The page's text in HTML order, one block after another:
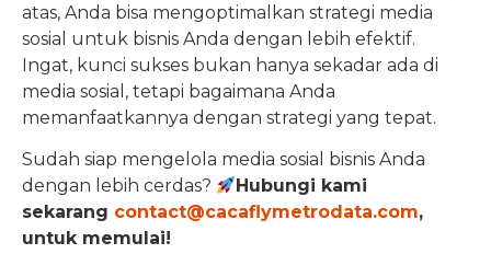
atas, Anda bisa mengoptimalkan strategi media
sosial untuk bisnis Anda dengan lebih efektif.
Ingat, kunci sukses bukan hanya sekadar ada di
media sosial, tetapi bagaimana Anda
memanfaatkannya dengan strategi yang tepat.
Sudah siap mengelola media sosial bisnis Anda
dengan lebih cerdas?
Hubungi kami
sekarang contact@cacaflymetrodata.com,
untuk memulai!